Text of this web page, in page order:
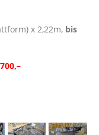
x 2,22m, bis